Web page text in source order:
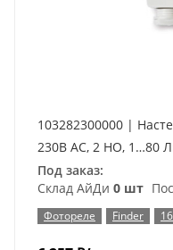
103282300000 |
230В AC, 2 НО, 1…80
Под заказ:
Склад АйДи 0 шт
Фотореле Finder